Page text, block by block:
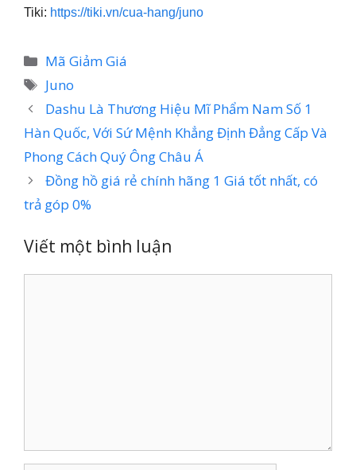
Tiki: https://tiki.vn/cua-hang/juno
Danh
mục
Mã Giảm Giá
Thẻ
Juno
Dashu Là Thương Hiệu Mĩ Phẩm Nam Số 1
Hàn Quốc, Với Sứ Mệnh Khẳng Định Đẳng Cấp Và
Phong Cách Quý Ông Châu Á
Đồng hồ giá rẻ chính hãng 1 Giá tốt nhất, có
trả góp 0%
Viết một bình luận